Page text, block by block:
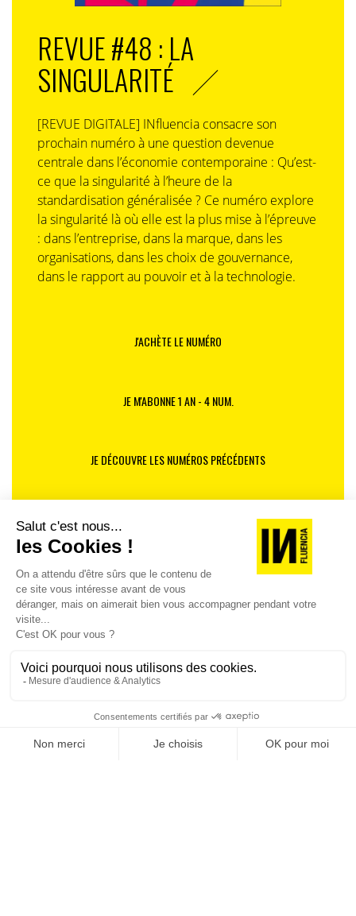
REVUE #48 : LA
SINGULARITÉ
[REVUE DIGITALE] INfluencia consacre son
prochain numéro à une question devenue
centrale dans l’économie contemporaine : Qu’est-
ce que la singularité à l’heure de la
standardisation généralisée ? Ce numéro explore
la singularité là où elle est la plus mise à l’épreuve
: dans l’entreprise, dans la marque, dans les
organisations, dans les choix de gouvernance,
dans le rapport au pouvoir et à la technologie.
J'ACHÈTE LE NUMÉRO
JE M'ABONNE 1 AN - 4 NUM.
JE DÉCOUVRE LES NUMÉROS PRÉCÉDENTS